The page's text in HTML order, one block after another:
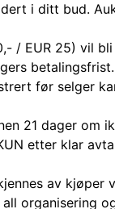
i ditt bud.
/ EUR 25) vil
betalingsfrist.
før selger
21 dager om
etter klar
av kjøper
organisering